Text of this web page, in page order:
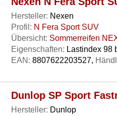
Hersteller: Nexen
Profil: N Fera Sport SUV
Übersicht: Sommerreifen
Eigenschaften: Lastindex 98
EAN: 8807622203527,
Dunlop SP Sport
Hersteller: Dunlop